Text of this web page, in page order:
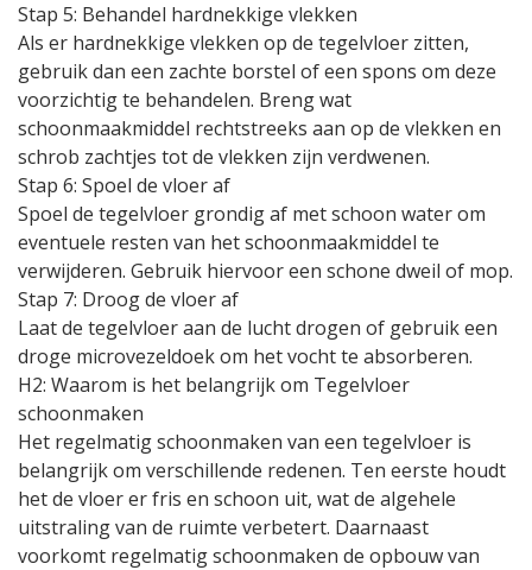
Stap 5: Behandel hardnekkige vlekken
Als er hardnekkige vlekken op de tegelvloer zitten,
gebruik dan een zachte borstel of een spons om deze
voorzichtig te behandelen. Breng wat
schoonmaakmiddel rechtstreeks aan op de vlekken en
schrob zachtjes tot de vlekken zijn verdwenen.
Stap 6: Spoel de vloer af
Spoel de tegelvloer grondig af met schoon water om
eventuele resten van het schoonmaakmiddel te
verwijderen. Gebruik hiervoor een schone dweil of mop.
Stap 7: Droog de vloer af
Laat de tegelvloer aan de lucht drogen of gebruik een
droge microvezeldoek om het vocht te absorberen.
H2: Waarom is het belangrijk om Tegelvloer
schoonmaken
Het regelmatig schoonmaken van een tegelvloer is
belangrijk om verschillende redenen. Ten eerste houdt
het de vloer er fris en schoon uit, wat de algehele
uitstraling van de ruimte verbetert. Daarnaast
voorkomt regelmatig schoonmaken de opbouw van